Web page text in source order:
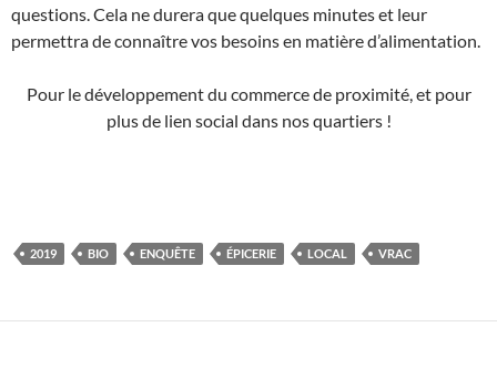
questions. Cela ne durera que quelques minutes et leur
permettra de connaître vos besoins en matière d’alimentation.
Pour le développement du commerce de proximité, et pour
plus de lien social dans nos quartiers !
2019 BIO ENQUÊTE ÉPICERIE LOCAL VRAC